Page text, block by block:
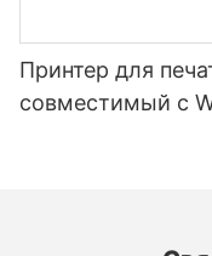
Принтер для
совместимый с